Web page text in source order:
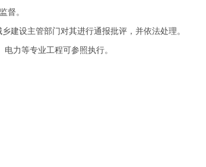
督。
设主管部门对其进行通报批评，并依法处理。
力等专业工程可参照执行。